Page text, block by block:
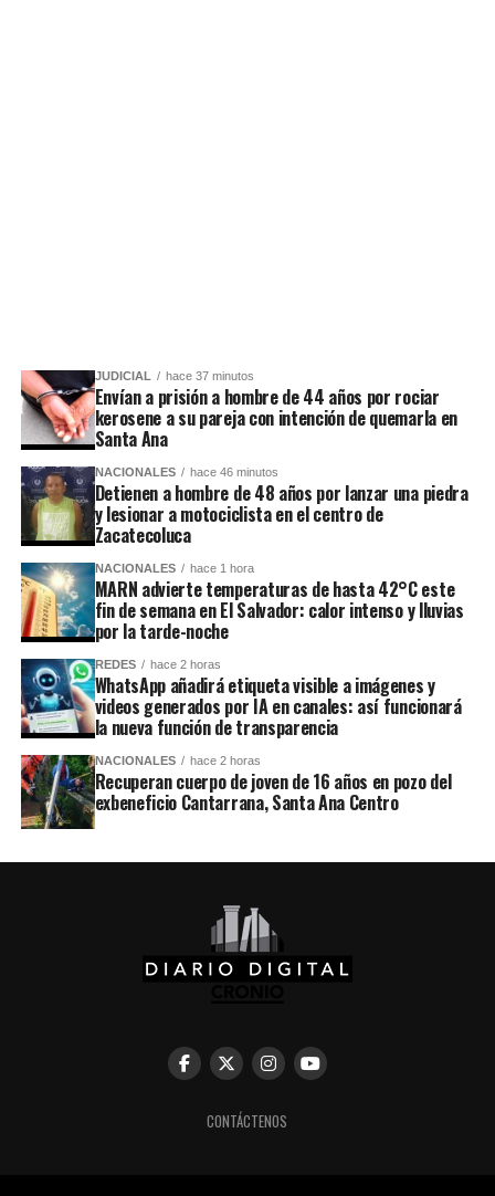
JUDICIAL hace 37 minutos
Envían a prisión a hombre de 44 años por rociar
kerosene a su pareja con intención de quemarla en
Santa Ana
NACIONALES hace 46 minutos
Detienen a hombre de 48 años por lanzar una piedra
y lesionar a motociclista en el centro de
Zacatecoluca
NACIONALES hace 1 hora
MARN advierte temperaturas de hasta 42°C este
fin de semana en El Salvador: calor intenso y lluvias
por la tarde-noche
REDES hace 2 horas
WhatsApp añadirá etiqueta visible a imágenes y
videos generados por IA en canales: así funcionará
la nueva función de transparencia
NACIONALES hace 2 horas
Recuperan cuerpo de joven de 16 años en pozo del
exbeneficio Cantarrana, Santa Ana Centro
CONTÁCTENOS